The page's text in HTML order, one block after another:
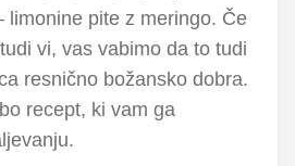
limonine pite z meringo. Če
vi, vas vabimo da to tudi
resnično božansko dobra.
recept, ki vam ga